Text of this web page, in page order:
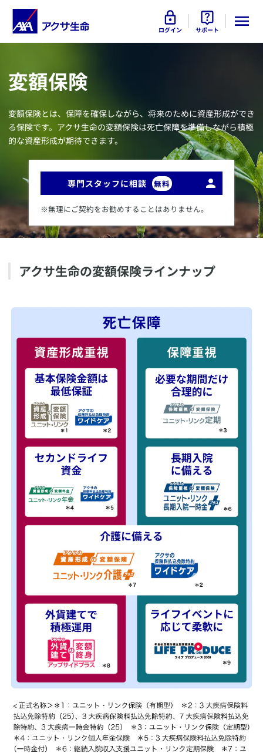
ログイン サポート
​変額保険
​変額保険とは、保障を確保しながら、将来のために資産形成ができ
る保険です。アクサ生命の変額保険は死亡保障を準備しながら積極
的な資産形成が期待できます。
専門スタッフに相談 無料
※無理にご契約をお勧めすることはありません。
アクサ生命の変額保険ラインナップ